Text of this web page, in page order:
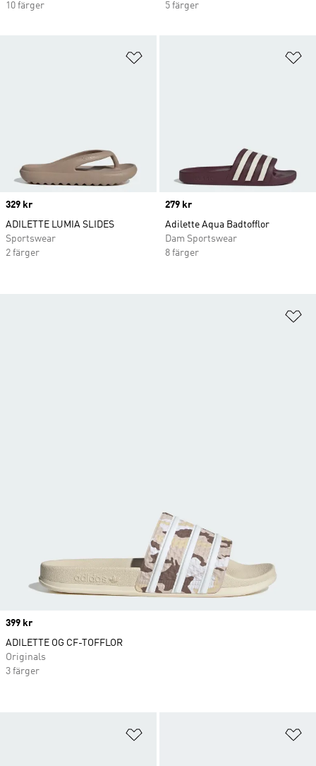
10 färger
5 färger
Price
329 kr
ADILETTE LUMIA SLIDES
Sportswear
2 färger
Price
279 kr
Adilette Aqua Badtofflor
Dam Sportswear
8 färger
Price
399 kr
ADILETTE OG CF-TOFFLOR
Originals
3 färger